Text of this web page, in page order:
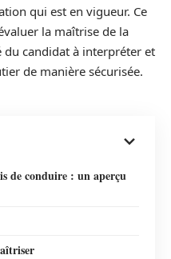
qui est en vigueur. Ce
la maîtrise de la
du candidat à interpréter et
de manière sécurisée.
de conduire : un aperçu